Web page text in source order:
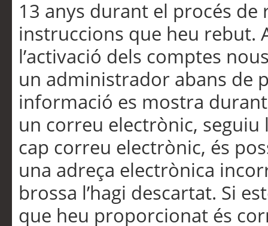
13 anys durant el procés de
instruccions que heu rebut.
l’activació dels comptes
un administrador abans de
informació es mostra
un correu electrònic,
cap correu electrònic, és
una adreça electrònica
brossa l’hagi descartat. Si
que heu proporcionat és